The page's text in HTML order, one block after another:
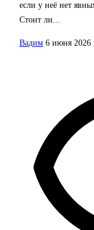
если у неё нет
Стоит ли...
Вадим 6 июня 2026